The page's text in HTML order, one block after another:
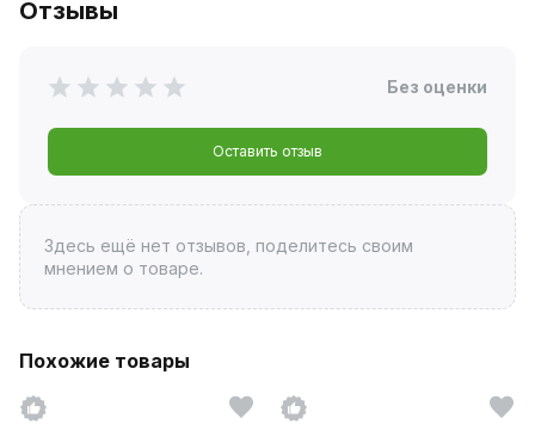
Отзывы
Без оценки
Оставить отзыв
Здесь ещё нет отзывов, поделитесь своим
мнением о товаре.
Похожие товары